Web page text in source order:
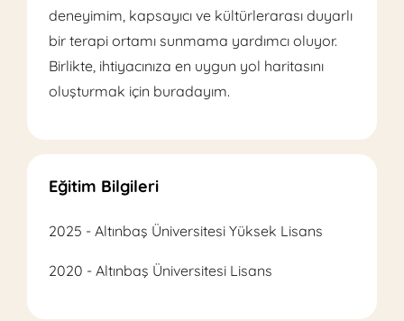
deneyimim, kapsayıcı ve kültürlerarası duyarlı
bir terapi ortamı sunmama yardımcı oluyor.
Birlikte, ihtiyacınıza en uygun yol haritasını
oluşturmak için buradayım.
Eğitim Bilgileri
2025 - Altınbaş Üniversitesi Yüksek Lisans
2020 - Altınbaş Üniversitesi Lisans